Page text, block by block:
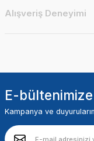
Alışveriş Deneyimi
E-
Kampanya ve